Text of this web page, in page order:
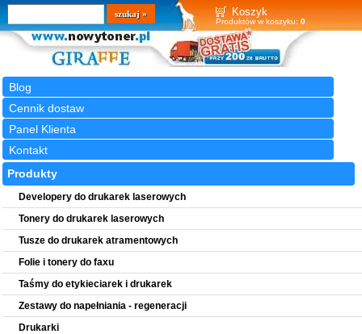
Koszyk
Produktów w koszyku: 0
Blog
Cennik dostaw
Panel Klienta
Kontakt
Wyszukiwarka
szukaj
Produkty
Developery do drukarek laserowych
Tonery do drukarek laserowych
Tusze do drukarek atramentowych
Folie i tonery do faxu
Taśmy do etykieciarek i drukarek
Zestawy do napełniania - regeneracji
Drukarki